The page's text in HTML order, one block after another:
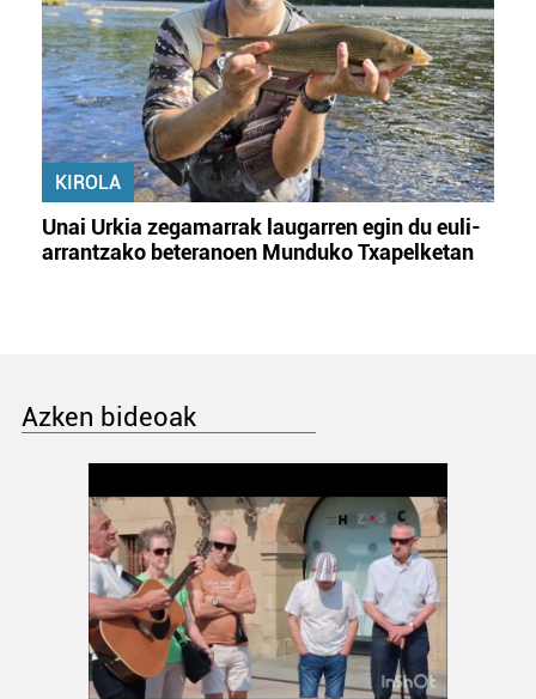
KIROLA
Unai Urkia zegamarrak laugarren egin du euli-
arrantzako beteranoen Munduko Txapelketan
Azken bideoak